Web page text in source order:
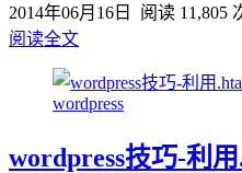
2014年06月16日
阅读 11,805
阅读全文
wordpress
wordpress技巧-利